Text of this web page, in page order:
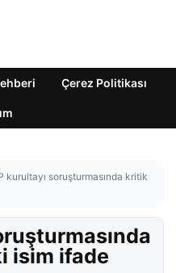
Çerez Politikası
kurultayı soruşturmasında kritik
isim ifade